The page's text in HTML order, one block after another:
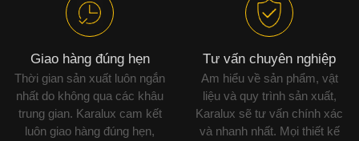
Giao hàng đúng hẹn
Thời gian sản xuất luôn ngắn
nhất do không qua các khâu
trung gian. Karalux cam kết
luôn giao hàng đúng hẹn,
Tư vấn chuyên nghiệp
Am hiểu về sản phẩm, vật
liệu và quy trình sản xuất,
Karalux sẽ tư vấn chính xác
và nhanh nhất. Mọi thiết kế